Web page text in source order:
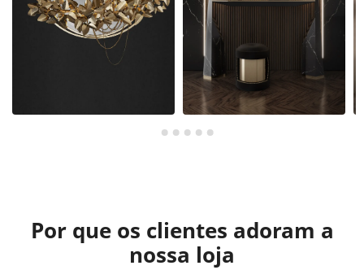
Por que os clientes adoram a
nossa loja